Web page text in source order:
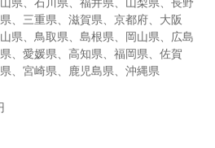
、三重県、滋賀県、京都府、大阪
県、鳥取県、島根県、岡山県、広島
、愛媛県、高知県、福岡県、佐賀
、宮崎県、鹿児島県、沖縄県